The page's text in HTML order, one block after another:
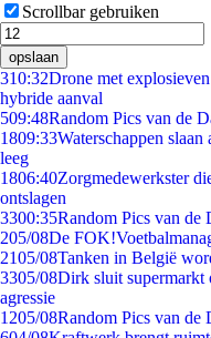
Scrollbar gebruiken
opslaan
310:32Drone met
hybride aanval
509:48Random Pics van de
1809:33Waterschappen
leeg
1806:40Zorgmedewerkster
ontslagen
3300:35Random Pics van de
205/08De
2105/08Tanken in België
3305/08Dirk sluit supermarkt
agressie
1205/08Random Pics van de